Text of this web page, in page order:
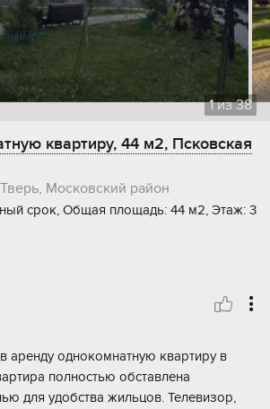
1из38
квартиру, 44 м2, Псковская
Московский район
срок, Общая площадь: 44 м2, Этаж: 3
аренду однокомнатную квартиру в
полностью обставлена
для удобства жильцов. Телевизор,